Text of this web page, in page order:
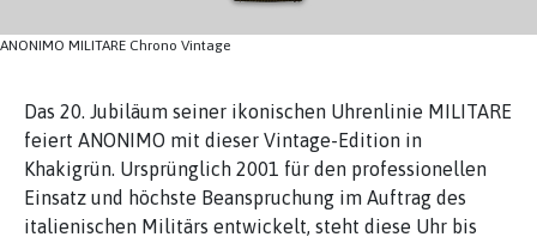
ANONIMO MILITARE Chrono Vintage
Das 20. Jubiläum seiner ikonischen Uhrenlinie MILITARE
feiert ANONIMO mit dieser Vintage-Edition in
Khakigrün. Ursprünglich 2001 für den professionellen
Einsatz und höchste Beanspruchung im Auftrag des
italienischen Militärs entwickelt, steht diese Uhr bis